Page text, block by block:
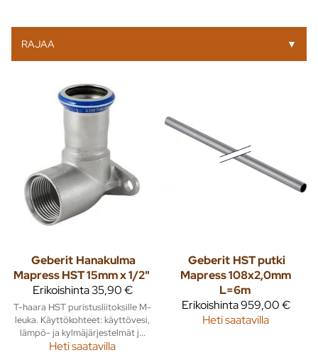
RAJAA ▼
Geberit Hanakulma
Mapress HST 15mm x 1/2"
Erikoishinta35,90 €
T-haara HST puristusliitoksille M-
leuka. Käyttökohteet: käyttövesi,
lämpö- ja kylmäjärjestelmät j...
Heti saatavilla
Geberit HST putki
Mapress 108x2,0mm
L=6m
Erikoishinta959,00 €
Heti saatavilla